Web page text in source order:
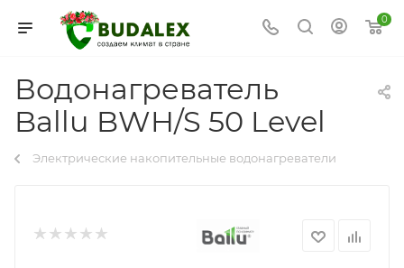
0
Водонагреватель
Ballu BWH/S 50 Level
Электрические накопительные водонагреватели